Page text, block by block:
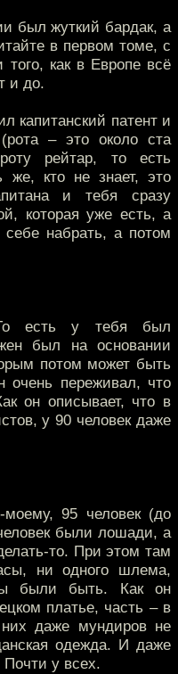
был жуткий бардак, а
в первом томе, с
того, как в Европе всё
и до.
капитанский патент и
– это около ста
рейтар, то есть
же, кто не знает, это
и тебя сразу
которая уже есть, а
набрать, а потом
есть у тебя был
был на основании
потом может быть
очень переживал, что
он описывает, что в
у 90 человек даже
95 человек (до
были лошади, а
то. При этом там
ни одного шлема,
были быть. Как он
платье, часть – в
даже мундиров не
одежда. И даже
у всех.